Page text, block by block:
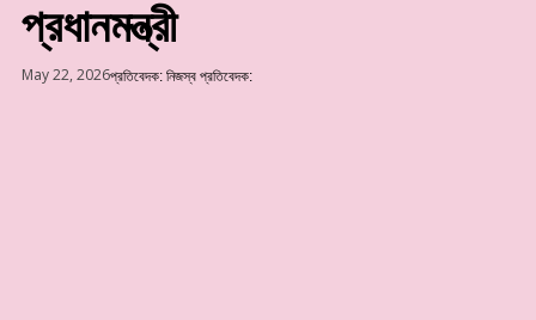
প্রধানমন্ত্রী
May 22, 2026প্রতিবেদক: নিজস্ব প্রতিবেদক: